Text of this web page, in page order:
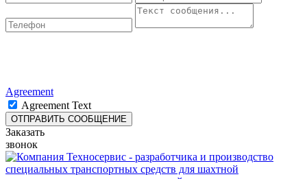
Agreement
Agreement Text
Заказать
звонок